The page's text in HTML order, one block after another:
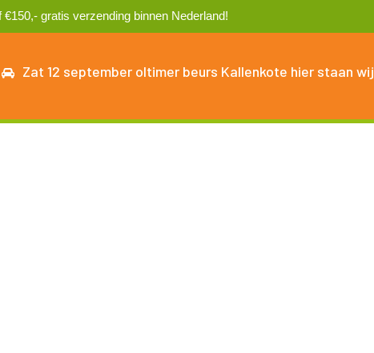
€150,- gratis verzending binnen Nederland!
Zat 12 september oltimer beurs Kallenkote hier staan wij